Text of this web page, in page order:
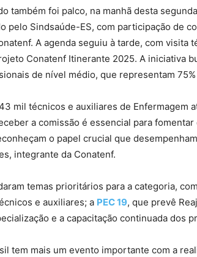
também foi palco, na manhã desta
pelo Sindsaúde-ES, com participação de
A agenda seguiu à tarde, com visita
Conatenf Itinerante 2025. A iniciativa
de nível médio, que representam
mil técnicos e auxiliares de Enfermagem
a comissão é essencial para
o papel crucial que
integrante da Conatenf.
temas prioritários para a categoria,
e auxiliares; a PEC 19, que prevê
e a capacitação continuada dos
tem mais um evento importante com a